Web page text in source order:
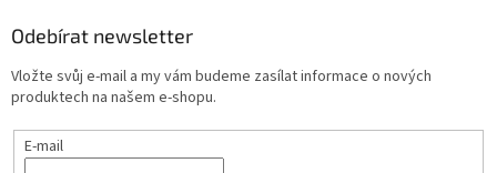
Odebírat newsletter
Vložte svůj e-mail a my vám budeme zasílat informace o nových
produktech na našem e-shopu.
E-mail